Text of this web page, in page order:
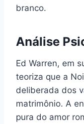
branco.
Análise
Ed Warren, em
teoriza que a
deliberada dos
matrimônio. A
pura do amor